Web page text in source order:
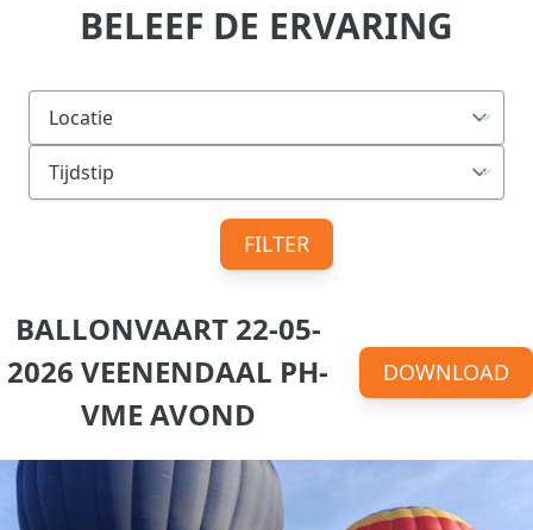
BELEEF DE ERVARING
FILTER
BALLONVAART 22-05-
2026 VEENENDAAL PH-
VME AVOND
DOWNLOAD